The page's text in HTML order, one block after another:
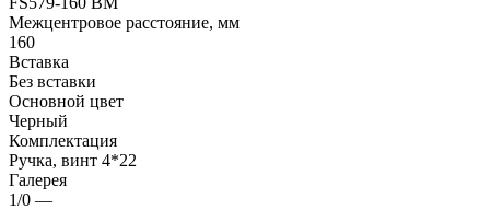
Межцентровое расстояние, мм
160
Вставка
Без вставки
Основной цвет
Черный
Комплектация
Ручка, винт 4*22
Галерея
1/0 —